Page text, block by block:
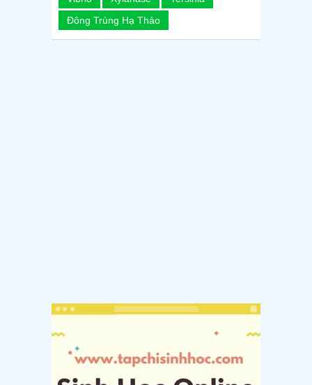
Đông Trùng Hạ Thảo